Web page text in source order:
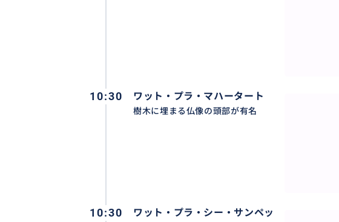
10:30 ワット・プラ・マハータート
樹木に埋まる仏像の頭部が有名
10:30
ワット・プラ・シー・サンペッ